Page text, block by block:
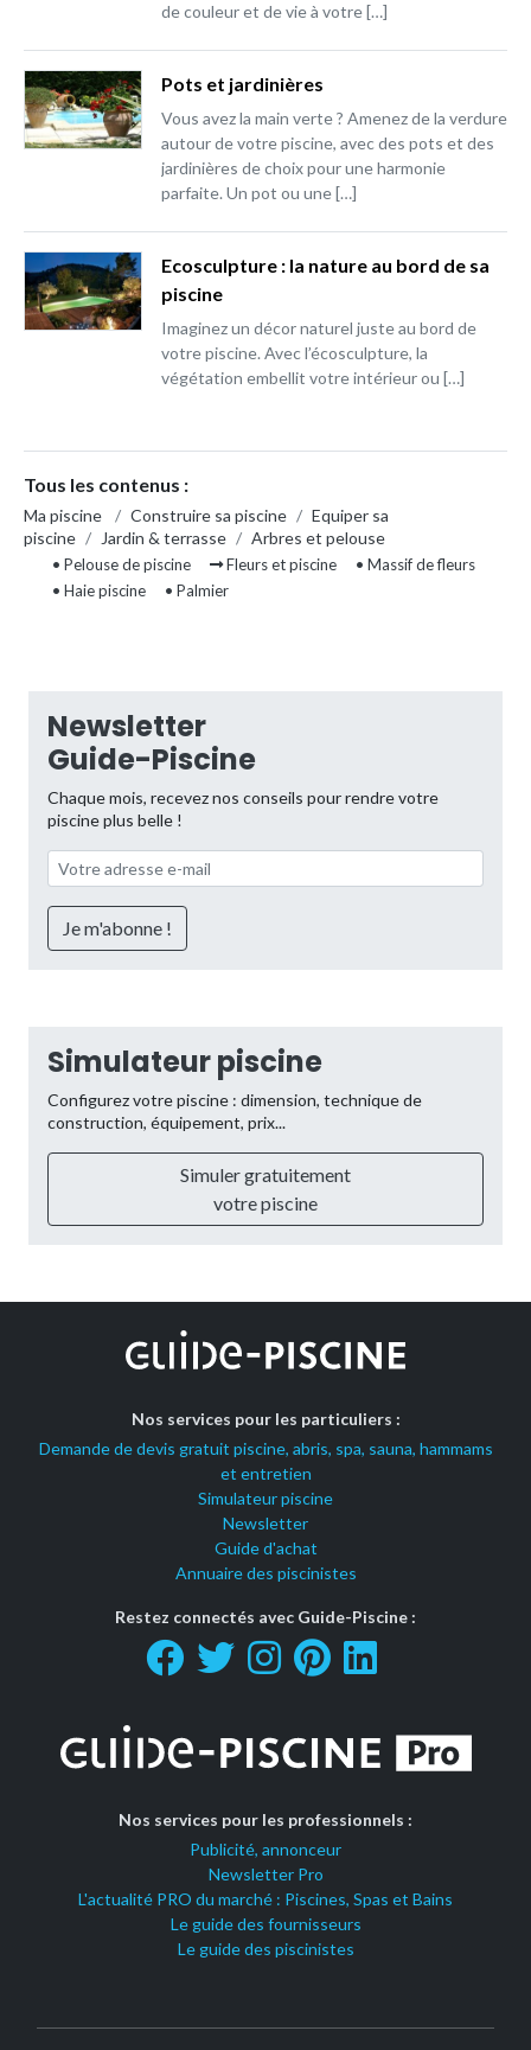
de couleur et de vie à votre […]
Pots et jardinières
Vous avez la main verte ? Amenez de la verdure
autour de votre piscine, avec des pots et des
jardinières de choix pour une harmonie
parfaite. Un pot ou une […]
Ecosculpture : la nature au bord de sa
piscine
Imaginez un décor naturel juste au bord de
votre piscine. Avec l’écosculpture, la
végétation embellit votre intérieur ou […]
Tous les contenus :
Ma piscine / Construire sa piscine / Equiper sa
piscine / Jardin & terrasse / Arbres et pelouse
• Pelouse de piscine Fleurs et piscine
• Massif de fleurs
• Haie piscine
• Palmier
Newsletter
Guide-Piscine
Chaque mois, recevez nos conseils pour rendre votre
piscine plus belle !
Simulateur piscine
Configurez votre piscine : dimension, technique de
construction, équipement, prix...
Simuler gratuitement
votre piscine
Nos services pour les particuliers :
Demande de devis gratuit piscine, abris, spa, sauna, hammams
et entretien
Simulateur piscine
Newsletter
Guide d'achat
Annuaire des piscinistes
Restez connectés avec Guide-Piscine :
Nos services pour les professionnels :
Publicité, annonceur
Newsletter Pro
L'actualité PRO du marché : Piscines, Spas et Bains
Le guide des fournisseurs
Le guide des piscinistes